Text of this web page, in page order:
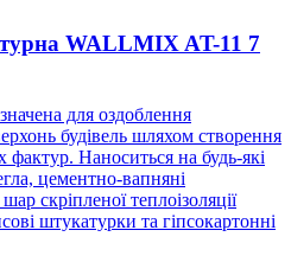
WALLMIX AT-11 7
для оздоблення
будівель шляхом створення
Наноситься на будь-які
цементно-вапняні
скріпленої теплоізоляції
штукатурки та гіпсокартонні